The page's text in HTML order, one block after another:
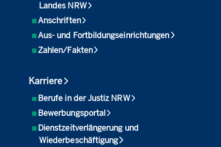
Landes NRW
Anschriften
Aus- und Fortbildungseinrichtungen
Zahlen/Fakten
Karriere
Berufe in der Justiz NRW
Bewerbungsportal
Dienstzeitverlängerung und
Wiederbeschäftigung